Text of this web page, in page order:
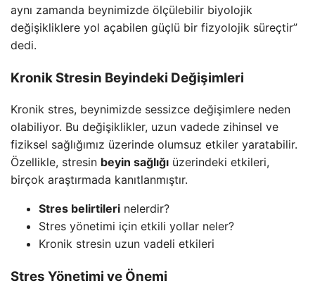
aynı zamanda beynimizde ölçülebilir biyolojik
değişikliklere yol açabilen güçlü bir fizyolojik süreçtir”
dedi.
Kronik Stresin Beyindeki Değişimleri
Kronik stres, beynimizde sessizce değişimlere neden
olabiliyor. Bu değişiklikler, uzun vadede zihinsel ve
fiziksel sağlığımız üzerinde olumsuz etkiler yaratabilir.
Özellikle, stresin beyin sağlığı üzerindeki etkileri,
birçok araştırmada kanıtlanmıştır.
Stres belirtileri nelerdir?
Stres yönetimi için etkili yollar neler?
Kronik stresin uzun vadeli etkileri
Stres Yönetimi ve Önemi